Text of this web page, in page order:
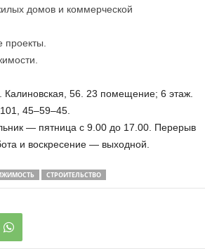
домов и коммерческой
проекты.
Калиновская, 56. 23 помещение; 6 этаж.
45–59–45.
— пятница с 9.00 до 17.00. Перерыв
и воскресение — выходной.
СТРОИТЕЛЬСТВО